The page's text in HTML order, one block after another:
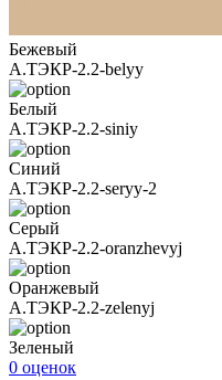
Бежевый
А.ТЭКР-2.2-belyy
Белый
А.ТЭКР-2.2-siniy
Синий
А.ТЭКР-2.2-seryy-2
Серый
А.ТЭКР-2.2-oranzhevyj
Оранжевый
А.ТЭКР-2.2-zelenyj
Зеленый
0 оценок